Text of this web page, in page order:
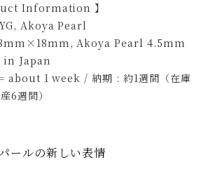
Information 】
Akoya Pearl
Akoya Pearl 4.5mm
Japan
1 week / 納期 : 約1週間（在庫
6週間）
ールの新しい表情